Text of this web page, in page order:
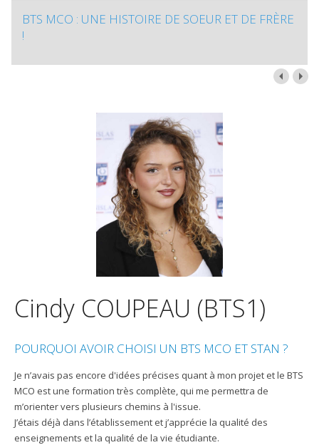
BTS MCO : UNE HISTOIRE DE SOEUR ET DE FRÈRE
!
Cindy COUPEAU (BTS1)
POURQUOI AVOIR CHOISI UN BTS MCO ET STAN ?
Je n’avais pas encore d'idées précises quant à mon projet et le BTS
MCO est une formation très complète, qui me permettra de
m’orienter vers plusieurs chemins à l'issue.
J’étais déjà dans l’établissement et j’apprécie la qualité des
enseignements et la qualité de la vie étudiante.